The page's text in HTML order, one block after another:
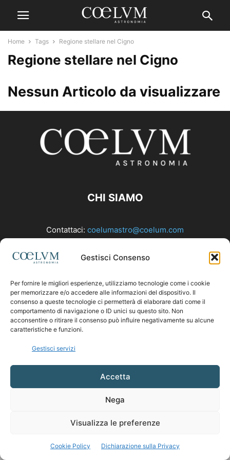
Gestisci Consenso
Per fornire le migliori esperienze, utilizziamo tecnologie come i cookie
per memorizzare e/o accedere alle informazioni del dispositivo. Il
consenso a queste tecnologie ci permetterà di elaborare dati come il
comportamento di navigazione o ID unici su questo sito. Non
acconsentire o ritirare il consenso può influire negativamente su alcune
caratteristiche e funzioni.
Gestisci servizi
Accetta
Nega
Visualizza le preferenze
Cookie Policy Dichiarazione sulla Privacy
Home Tags Regione stellare nel Cigno
Regione stellare nel Cigno
Nessun Articolo da visualizzare
CHI SIAMO
Contattaci: coelumastro@coelum.com
SEGUICI